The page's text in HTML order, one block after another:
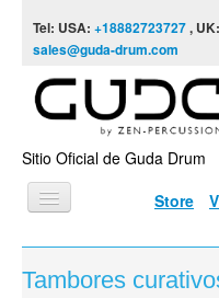
Tel: USA: +18882723727, UK:
sales@guda-drum.com
Sitio Oficial de Guda Drum
Store
INICIO
TIPOS DE GUDA
Tambores